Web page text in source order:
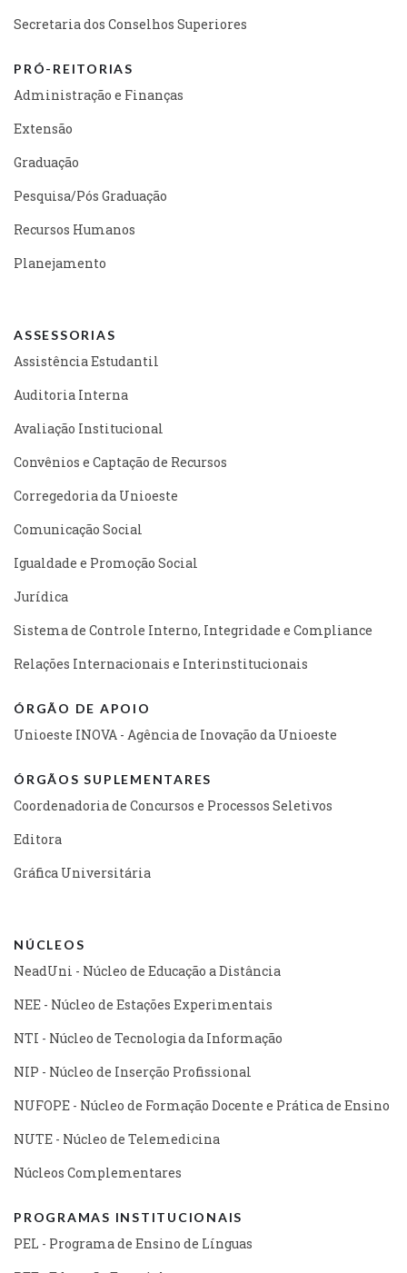
Secretaria dos Conselhos Superiores
PRÓ-REITORIAS
Administração e Finanças
Extensão
Graduação
Pesquisa/Pós Graduação
Recursos Humanos
Planejamento
ASSESSORIAS
Assistência Estudantil
Auditoria Interna
Avaliação Institucional
Convênios e Captação de Recursos
Corregedoria da Unioeste
Comunicação Social
Igualdade e Promoção Social
Jurídica
Sistema de Controle Interno, Integridade e Compliance
Relações Internacionais e Interinstitucionais
ÓRGÃO DE APOIO
Unioeste INOVA - Agência de Inovação da Unioeste
ÓRGÃOS SUPLEMENTARES
Coordenadoria de Concursos e Processos Seletivos
Editora
Gráfica Universitária
NÚCLEOS
NeadUni - Núcleo de Educação a Distância
NEE - Núcleo de Estações Experimentais
NTI - Núcleo de Tecnologia da Informação
NIP - Núcleo de Inserção Profissional
NUFOPE - Núcleo de Formação Docente e Prática de Ensino
NUTE - Núcleo de Telemedicina
Núcleos Complementares
PROGRAMAS INSTITUCIONAIS
PEL - Programa de Ensino de Línguas